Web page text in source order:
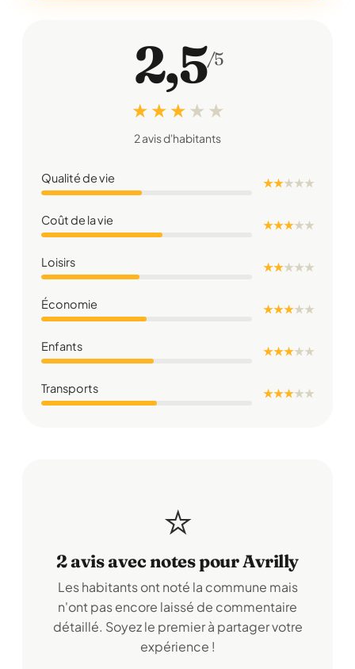
2,5/5
★ ★ ★ ★ ★
2 avis d'habitants
Qualité de vie ★ ★★★★
Coût de la vie ★ ★ ★★★
Loisirs ★ ★★★★
Économie ★ ★ ★★★
Enfants ★ ★ ★★★
Transports ★ ★ ★★★
⭐
2 avis avec notes pour Avrilly
Les habitants ont noté la commune mais
n'ont pas encore laissé de commentaire
détaillé. Soyez le premier à partager votre
expérience !